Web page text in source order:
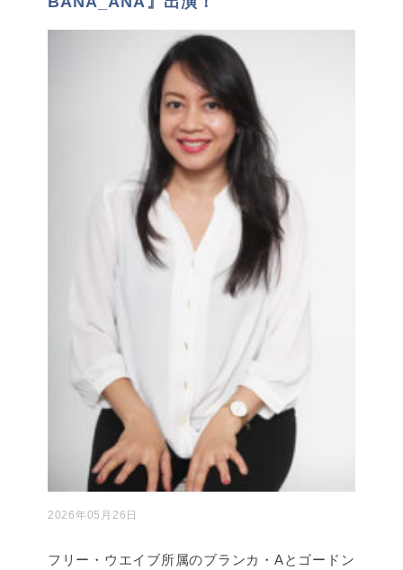
2026年05月26日
フリー・ウエイブ所属のブランカ・Aとゴードン